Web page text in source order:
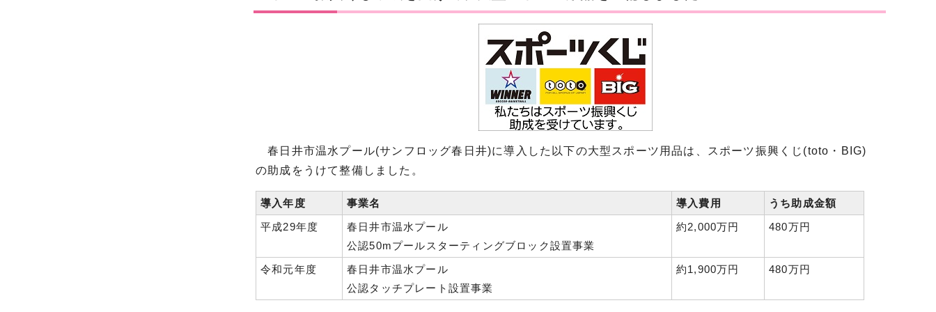
春日井市温水プール(サンフロッグ春日井)に導入した以下の大型スポーツ用品は、スポーツ振興くじ(toto・BIG)
の助成をうけて整備しました。
導入年度 事業名 導入費用
うち助成金額
平成29年度
春日井市温水プール
公認50mプールスターティングブロック設置事業
約2,000万円 480万円
令和元年度
春日井市温水プール
公認タッチプレート設置事業
約1,900万円 480万円